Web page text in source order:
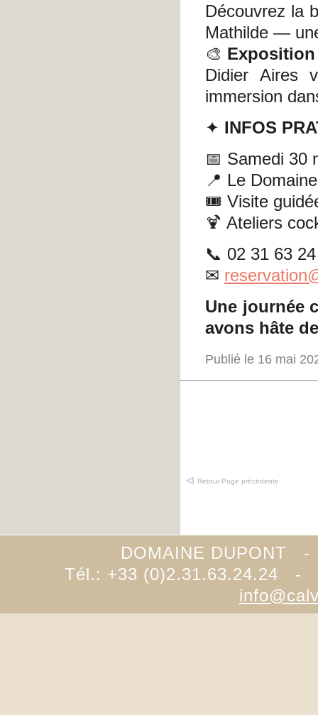
Découvrez la
Mathilde —
🎨 Exposition
Didier Aires
immersion
✦ INFOS
📅 Samedi 30
📍 Le Domaine
🎟 Visite
🍹 Ateliers
📞 02 31 63
✉
Une journée
avons hâte
Publié le 16 mai
Retour Page précédente
DOMAINE DUPONT
Tél.: +33 (0)2.31.63.24.24